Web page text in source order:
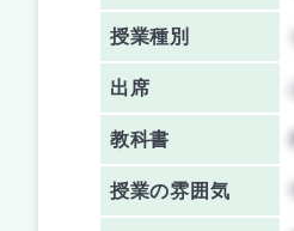
授業種別
出席
教科書
授業の雰囲気